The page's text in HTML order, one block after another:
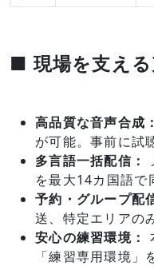
■ 現場を支え
高品質な音声合成：
が可能。事前に試
多言語一括配信：
を最大14カ国語で
予約・グループ配
送、特定エリアの
安心の練習環境：
「練習専用環境」